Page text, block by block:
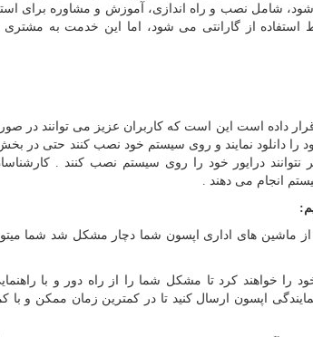
شامل نصب و راه اندازی، آموزش و مشاوره برای
استفاده از گارانتی می شود، اما این خدمت به
داده است این است که کاربران عزیز می توانند در
را دانلود نمایند و روی سیستم خود نصب کنند حتی در
نتوانند درایور خود را روی سیستم نصب کنند .
انجام می دهند .
ماشین های اداری اپسون شما دچار مشکل شد شما
را خواهند کرد تا مشکل شما را از راه دور و با
اپسون ارسال کنید تا در کمترین زمان ممکن و با